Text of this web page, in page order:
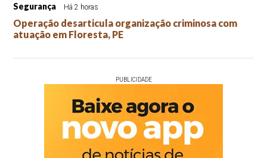
Segurança Há 2 horas
Operação desarticula organização criminosa com
atuação em Floresta, PE
PUBLICIDADE